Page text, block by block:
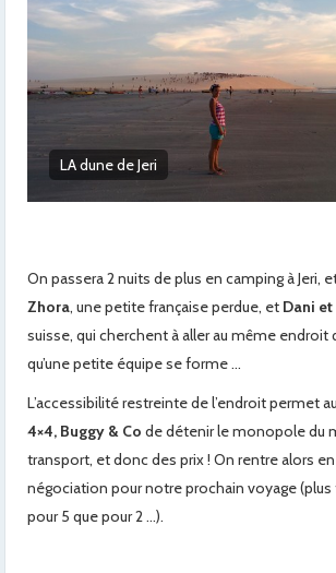
Sur la dune de Jeri
On passera 2 nuits de plus en camping à Jeri,
Zhora, une petite française perdue, et Dani
suisse, qui cherchent à aller au même endroit
qu’une petite équipe se forme …
L’accessibilité restreinte de l’endroit permet
4×4, Buggy & Co de détenir le monopole du
transport, et donc des prix ! On rentre alors
négociation pour notre prochain voyage
pour 5 que pour 2 …).